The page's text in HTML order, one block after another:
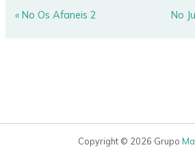
« No Os Afaneis 2 No
Copyright © 2026 Grupo